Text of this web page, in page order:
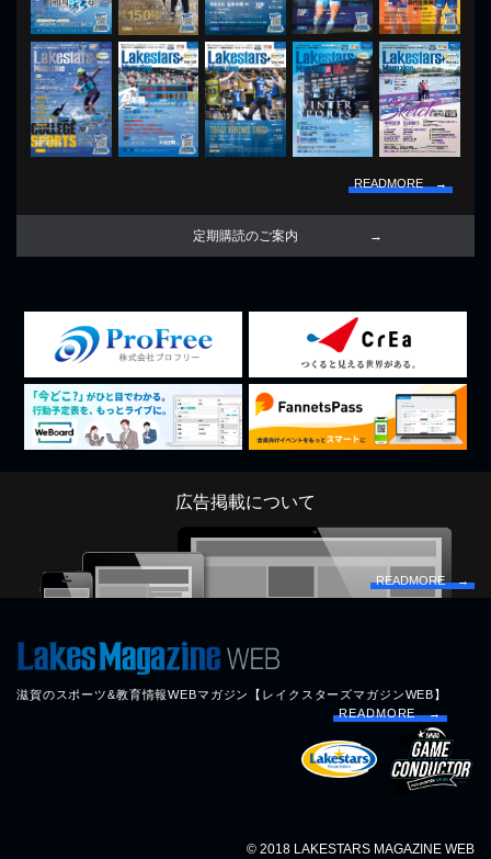
READMORE →
定期購読のご案内
広告掲載について
READMORE →
滋賀のスポーツ&教育情報WEBマガジン【レイクスターズマガジンWEB】
READMORE →
© 2018 LAKESTARS MAGAZINE WEB